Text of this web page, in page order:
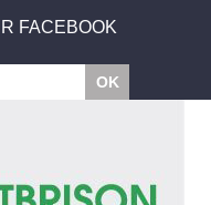
FACEBOOK